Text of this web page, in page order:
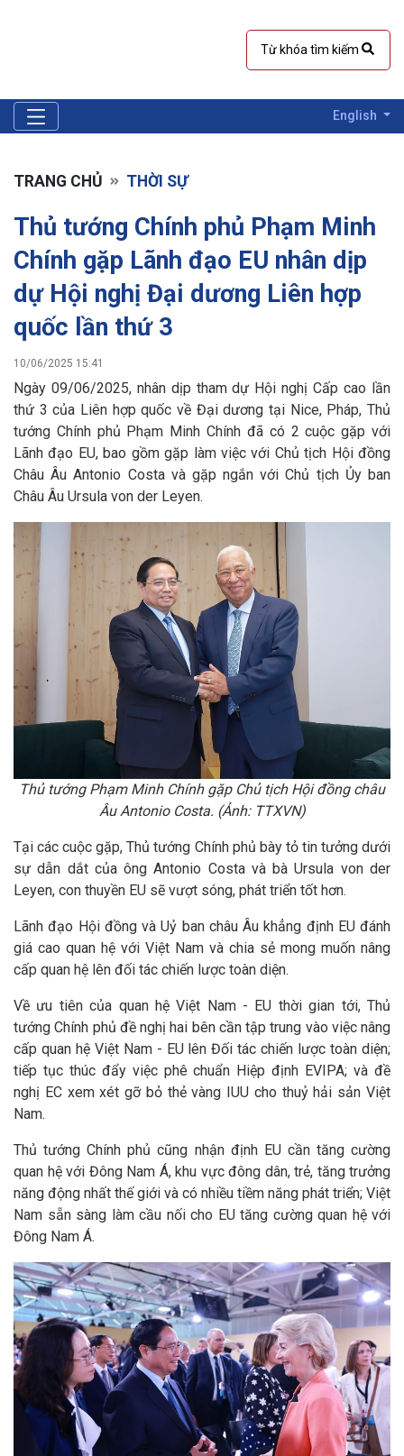
English
TRANG CHỦ THỜI SỰ
Thủ tướng Chính phủ Phạm Minh
Chính gặp Lãnh đạo EU nhân dịp
dự Hội nghị Đại dương Liên hợp
quốc lần thứ 3
10/06/2025 15:41
Ngày 09/06/2025, nhân dịp tham dự Hội nghị Cấp cao lần
thứ 3 của Liên hợp quốc về Đại dương tại Nice, Pháp, Thủ
tướng Chính phủ Phạm Minh Chính đã có 2 cuộc gặp với
Lãnh đạo EU, bao gồm gặp làm việc với Chủ tịch Hội đồng
Châu Âu Antonio Costa và gặp ngắn với Chủ tịch Ủy ban
Châu Âu Ursula von der Leyen.
Thủ tướng Phạm Minh Chính gặp Chủ tịch Hội đồng châu
Âu Antonio Costa. (Ảnh: TTXVN)
Tại các cuộc gặp, Thủ tướng Chính phủ bày tỏ tin tưởng dưới
sự dẫn dắt của ông Antonio Costa và bà Ursula von der
Leyen, con thuyền EU sẽ vượt sóng, phát triển tốt hơn.
Lãnh đạo Hội đồng và Uỷ ban châu Âu khẳng định EU đánh
giá cao quan hệ với Việt Nam và chia sẻ mong muốn nâng
cấp quan hệ lên đối tác chiến lược toàn diện.
Về ưu tiên của quan hệ Việt Nam - EU thời gian tới, Thủ
tướng Chính phủ đề nghị hai bên cần tập trung vào việc nâng
cấp quan hệ Việt Nam - EU lên Đối tác chiến lược toàn diện;
tiếp tục thúc đẩy việc phê chuẩn Hiệp định EVIPA; và đề
nghị EC xem xét gỡ bỏ thẻ vàng IUU cho thuỷ hải sản Việt
Nam.
Thủ tướng Chính phủ cũng nhận định EU cần tăng cường
quan hệ với Đông Nam Á, khu vực đông dân, trẻ, tăng trưởng
năng động nhất thế giới và có nhiều tiềm năng phát triển; Việt
Nam sẵn sàng làm cầu nối cho EU tăng cường quan hệ với
Đông Nam Á.